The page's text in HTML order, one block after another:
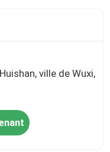
ville de Wuxi,